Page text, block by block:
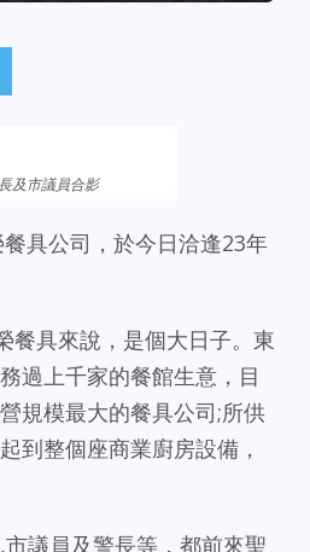
及市議員合影
具公司，於今日洽逢23年
餐具來說，是個大日子。東
過上千家的餐館生意，目
規模最大的餐具公司;所供
到整個座商業廚房設備，
議員及警長等，都前來聖